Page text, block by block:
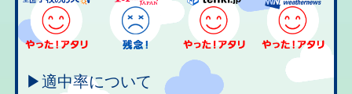
▶適中率について